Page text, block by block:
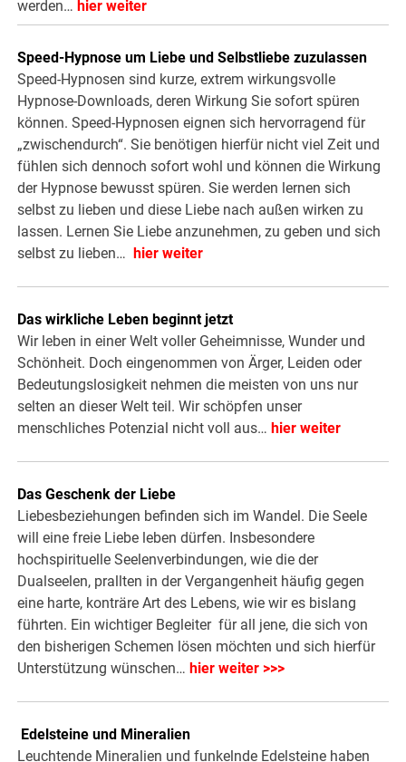
werden… hier weiter
Speed-Hypnose um Liebe und Selbstliebe zuzulassen
Speed-Hypnosen sind kurze, extrem wirkungsvolle
Hypnose-Downloads, deren Wirkung Sie sofort spüren
können. Speed-Hypnosen eignen sich hervorragend für
„zwischendurch“. Sie benötigen hierfür nicht viel Zeit und
fühlen sich dennoch sofort wohl und können die Wirkung
der Hypnose bewusst spüren. Sie werden lernen sich
selbst zu lieben und diese Liebe nach außen wirken zu
lassen. Lernen Sie Liebe anzunehmen, zu geben und sich
selbst zu lieben…
hier weiter
Das wirkliche Leben beginnt jetzt
Wir leben in einer Welt voller Geheimnisse, Wunder und
Schönheit. Doch eingenommen von Ärger, Leiden oder
Bedeutungslosigkeit nehmen die meisten von uns nur
selten an dieser Welt teil. Wir schöpfen unser
menschliches Potenzial nicht voll aus… hier weiter
Das Geschenk der Liebe
Liebesbeziehungen befinden sich im Wandel. Die Seele
will eine freie Liebe leben dürfen. Insbesondere
hochspirituelle Seelenverbindungen, wie die der
Dualseelen, prallten in der Vergangenheit häufig gegen
eine harte, konträre Art des Lebens, wie wir es bislang
führten. Ein wichtiger Begleiter für all jene, die sich von
den bisherigen Schemen lösen möchten und sich hierfür
Unterstützung wünschen… hier weiter >>>
Edelsteine und Mineralien
Leuchtende Mineralien und funkelnde Edelsteine haben